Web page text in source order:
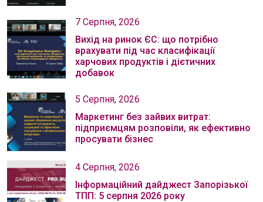
7 Серпня, 2026
Вихід на ринок ЄС: що потрібно
врахувати під час класифікації
харчових продуктів і дієтичних
добавок
5 Серпня, 2026
Маркетинг без зайвих витрат:
підприємцям розповіли, як ефективно
просувати бізнес
4 Серпня, 2026
Інформаційний дайджест Запорізької
ТПП: 5 серпня 2026 року